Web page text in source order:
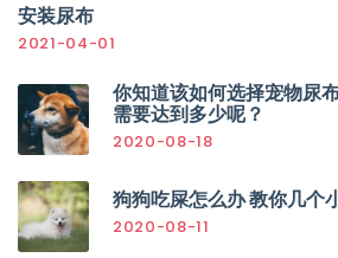
安装尿布
2021-04-01
你知道该如何选择宠物尿
需要达到多少呢？
2020-08-18
狗狗吃屎怎么办 教你几个
2020-08-11